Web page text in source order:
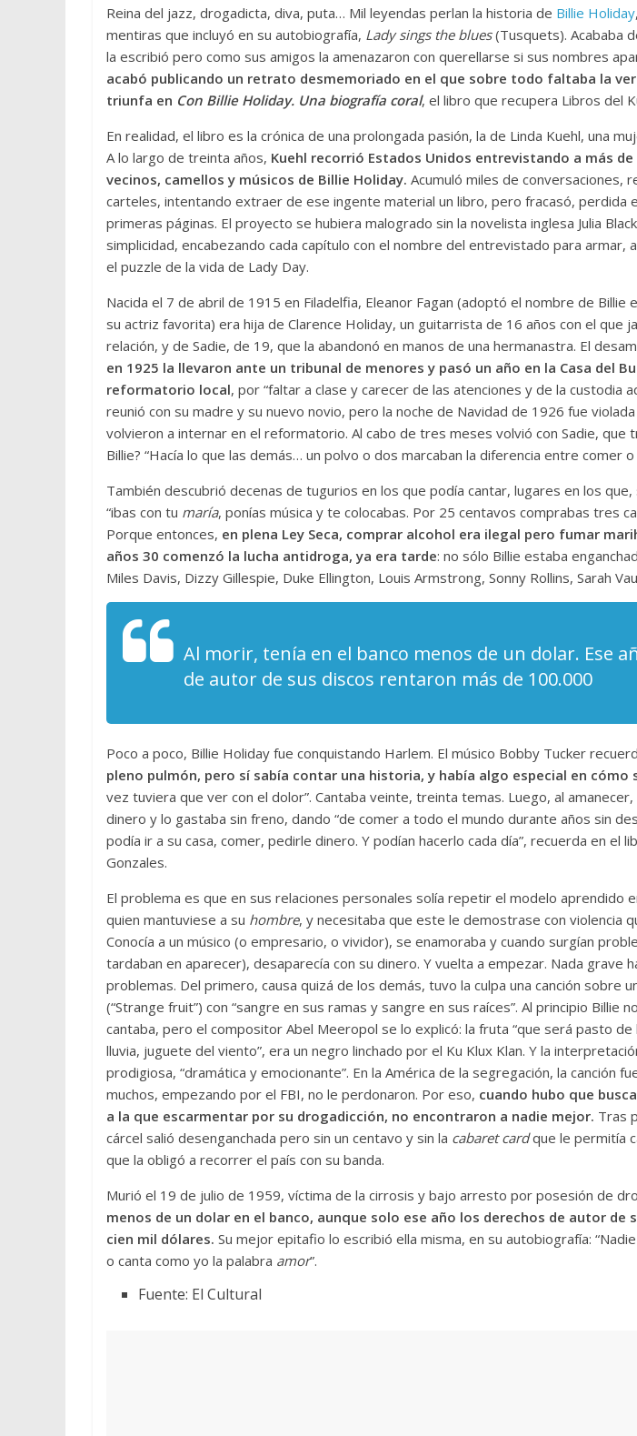
Reina del jazz, drogadicta, diva, puta… Mil leyendas perlan la historia de Billie Holiday
mentiras que incluyó en su autobiografía, Lady sings the blues(Tusquets). Acababa
la escribió pero como sus amigos la amenazaron con querellarse si sus nombres
acabó publicando un retrato desmemoriado en el que sobre todo faltaba la
triunfa en Con Billie Holiday. Una biografía coral, el libro que recupera Libros del
En realidad, el libro es la crónica de una prolongada pasión, la de Linda Kuehl, una
A lo largo de treinta años, Kuehl recorrió Estados Unidos entrevistando a más
vecinos, camellos y músicos de Billie Holiday. Acumuló miles de conversaciones,
carteles, intentando extraer de ese ingente material un libro, pero fracasó, perdida
primeras páginas. El proyecto se hubiera malogrado sin la novelista inglesa Julia
simplicidad, encabezando cada capítulo con el nombre del entrevistado para armar,
el puzzle de la vida de Lady Day.
Nacida el 7 de abril de 1915 en Filadelfia, Eleanor Fagan (adoptó el nombre de Billie
su actriz favorita) era hija de Clarence Holiday, un guitarrista de 16 años con el que
relación, y de Sadie, de 19, que la abandonó en manos de una hermanastra. El
en 1925 la llevaron ante un tribunal de menores y pasó un año en la Casa del
reformatorio local, por “faltar a clase y carecer de las atenciones y de la custodia
reunió con su madre y su nuevo novio, pero la noche de Navidad de 1926 fue
volvieron a internar en el reformatorio. Al cabo de tres meses volvió con Sadie, que
Billie? “Hacía lo que las demás… un polvo o dos marcaban la diferencia entre comer
También descubrió decenas de tugurios en los que podía cantar, lugares en los
“ibas con tu maría, ponías música y te colocabas. Por 25 centavos comprabas tres
Porque entonces, en plena Ley Seca, comprar alcohol era ilegal pero fumar
años 30 comenzó la lucha antidroga, ya era tarde: no sólo Billie estaba
Miles Davis, Dizzy Gillespie, Duke Ellington, Louis Armstrong, Sonny Rollins, Sarah
Al morir, tenía en el banco menos de un dolar. Ese
de autor de sus discos rentaron más de 100.000
Poco a poco, Billie Holiday fue conquistando Harlem. El músico Bobby Tucker
pleno pulmón, pero sí sabía contar una historia, y había algo especial en cómo
vez tuviera que ver con el dolor”. Cantaba veinte, treinta temas. Luego, al
dinero y lo gastaba sin freno, dando “de comer a todo el mundo durante años sin
podía ir a su casa, comer, pedirle dinero. Y podían hacerlo cada día”, recuerda en el
Gonzales.
El problema es que en sus relaciones personales solía repetir el modelo aprendido
quien mantuviese a su hombre, y necesitaba que este le demostrase con violencia
Conocía a un músico (o empresario, o vividor), se enamoraba y cuando surgían
tardaban en aparecer), desaparecía con su dinero. Y vuelta a empezar. Nada grave
problemas. Del primero, causa quizá de los demás, tuvo la culpa una canción sobre
(“Strange fruit”) con “sangre en sus ramas y sangre en sus raíces”. Al principio Billie
cantaba, pero el compositor Abel Meeropol se lo explicó: la fruta “que será pasto
lluvia, juguete del viento”, era un negro linchado por el Ku Klux Klan. Y la
prodigiosa, “dramática y emocionante”. En la América de la segregación, la canción
muchos, empezando por el FBI, no le perdonaron. Por eso, cuando hubo que
a la que escarmentar por su drogadicción, no encontraron a nadie mejor. Tras
cárcel salió desenganchada pero sin un centavo y sin la cabaret cardque le permitía
que la obligó a recorrer el país con su banda.
Murió el 19 de julio de 1959, víctima de la cirrosis y bajo arresto por posesión de
menos de un dolar en el banco, aunque solo ese año los derechos de autor de
cien mil dólares. Su mejor epitafio lo escribió ella misma, en su autobiografía:
o canta como yo la palabra amor”.
Fuente: El Cultural